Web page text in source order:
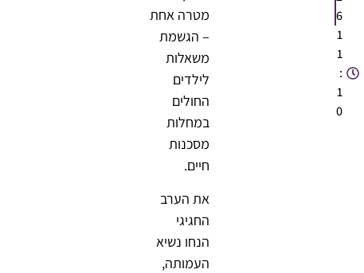
6
1
1
:
1
0
מטרה אחת
– הגשמת
משאלות
לילדים
החולים
במחלות
מסכנות
חיים.
את הערב
החגיגי
הנחו נשיא
העמותה,